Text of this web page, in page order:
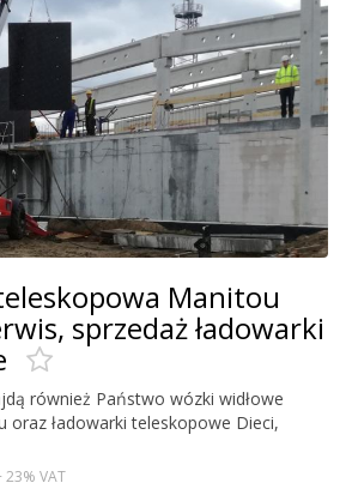
Manitou
sprzedaż ładowarki
również Państwo wózki widłowe
oraz ładowarki teleskopowe Dieci,
23% VAT